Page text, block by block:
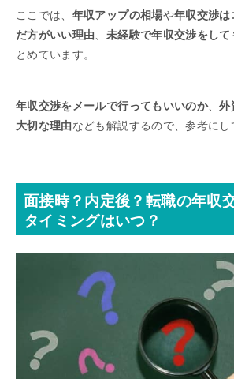
ここでは、 年収アップの相場や年収交渉は
だ方がいい理由、 未経験で年収交渉をして
とめています。
年収交渉をメールで行ってもいいのか、外
大切な理由なども解説するので、参考にし
面接時？内定後？転職の年収
タイミングはいつ？